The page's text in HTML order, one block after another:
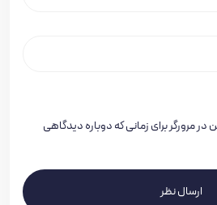
مرورگر برای زمانی که دوباره دیدگاهی
ارسال نظر